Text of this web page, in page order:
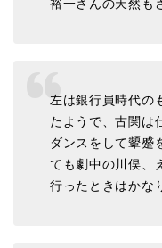
裕一さんの天然も
左は銀行員時代の
たようで、古関は
ダンスをして顰蹙
ても劇中の川俣、
行ったときはかな